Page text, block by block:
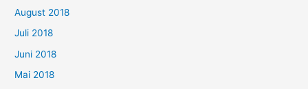
August 2018
Juli 2018
Juni 2018
Mai 2018